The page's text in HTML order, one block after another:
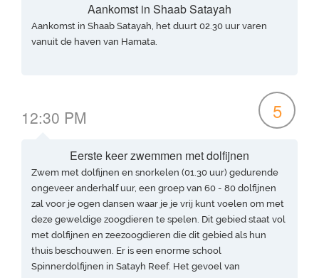
Aankomst in Shaab Satayah
Aankomst in Shaab Satayah, het duurt 02.30 uur varen
vanuit de haven van Hamata.
12:30 PM 5
Eerste keer zwemmen met dolfijnen
Zwem met dolfijnen en snorkelen (01.30 uur) gedurende
ongeveer anderhalf uur, een groep van 60 - 80 dolfijnen
zal voor je ogen dansen waar je je vrij kunt voelen om met
deze geweldige zoogdieren te spelen. Dit gebied staat vol
met dolfijnen en zeezoogdieren die dit gebied als hun
thuis beschouwen. Er is een enorme school
Spinnerdolfijnen in Satayh Reef. Het gevoel van